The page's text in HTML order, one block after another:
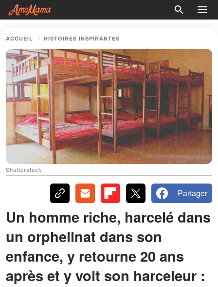
ACCUEIL HISTOIRES INSPIRANTES
Shutterstock
Partager
Un homme riche, harcelé dans
un orphelinat dans son
enfance, y retourne 20 ans
après et y voit son harceleur :